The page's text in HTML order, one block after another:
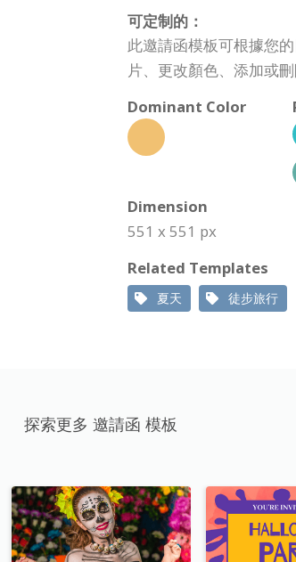
可定制的：
此邀請函模板可根據您
片、更改顏色、添加或刪
Dominant Color
Dimension
551 x 551 px
Related Templates
夏天 徒步旅行
探索更多 邀請函 模板